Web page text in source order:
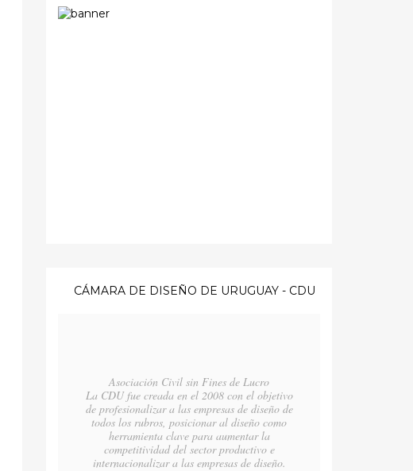
CÁMARA DE DISEÑO DE URUGUAY - CDU
Asociación Civil sin Fines de Lucro
La CDU fue creada en el 2008 con el objetivo
de profesionalizar a las empresas de diseño de
todos los rubros, posicionar al diseño como
herramienta clave para aumentar la
competitividad del sector productivo e
internacionalizar a las empresas de diseño.